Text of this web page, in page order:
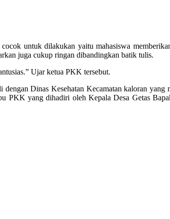
untuk dilakukan yaitu mahasiswa
juga cukup ringan dibandingkan batik tulis.
Ujar ketua PKK tersebut.
Dinas Kesehatan Kecamatan kaloran yang
PKK yang dihadiri oleh Kepala Desa Getas